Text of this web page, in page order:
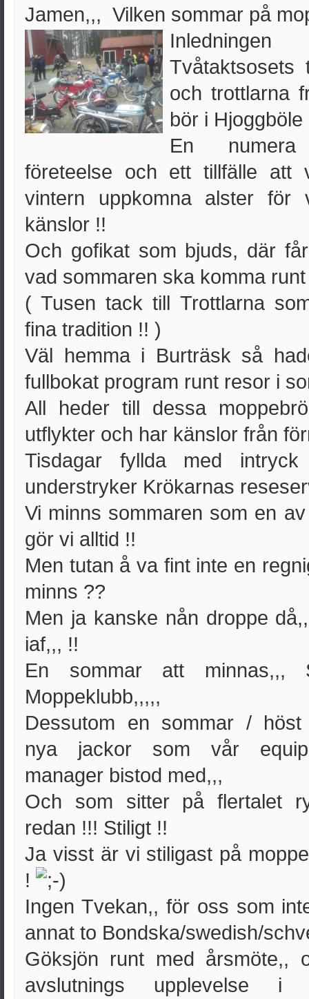
Jamen,,, Vilken sommar på
Tvåtaktsosets
och trottlarna
bör i Hjoggböle
En
företeelse och ett tillfälle att
vintern uppkomna alster för
känslor !!
Och gofikat som bjuds, där
vad sommaren ska komma
( Tusen tack till Trottlarna
fina tradition !! )
Väl hemma i Burträsk så
fullbokat program runt resor i
All heder till dessa
utflykter och har känslor från
Tisdagar fyllda med
understryker Krökarnas
Vi minns sommaren som en
gör vi alltid !!
Men tutan å va fint inte en
minns ??
Men ja kanske nån droppe
iaf,,, !!
En sommar att
Moppeklubb,,,,,
Dessutom en sommar / höst
nya jackor som vår
manager bistod med,,,
Och som sitter på flertalet
redan !!! Stiligt !!
Ja visst är vi stiligast på
!
Ingen Tvekan,, för oss som
annat to Bondska/swedish/
Göksjön runt med årsmöte,,
avslutnings